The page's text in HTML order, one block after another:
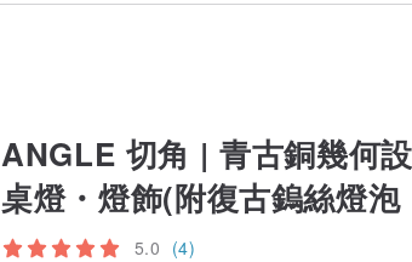
ANGLE 切角 | 青古銅幾何
桌燈・燈飾(附復古鎢絲燈泡
5.0 (4)